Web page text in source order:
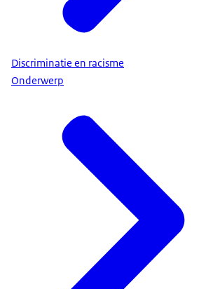
Discriminatie en racisme
Onderwerp